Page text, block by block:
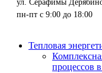
ул. Серафимы
пн-пт с 9:00 до 18:00
Тепловая
процессов